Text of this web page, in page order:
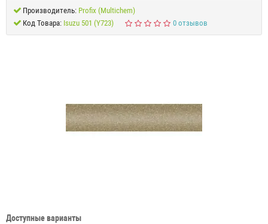
Производитель: Profix (Multichem)
Код Товара: Isuzu 501 (Y723) 0 отзывов
Доступные варианты